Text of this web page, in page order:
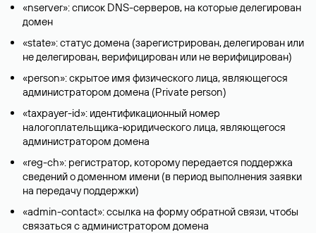
«nserver»: список DNS-серверов, на которые делегирован
домен
«state»: статус домена (зарегистрирован, делегирован или
не делегирован, верифицирован или не верифицирован)
«person»: скрытое имя физического лица, являющегося
администратором домена (Privatе person)
«taxpayer-id»: идентификационный номер
налогоплательщика-юридического лица, являющегося
администратором домена
«reg-ch»: регистратор, которому передается поддержка
сведений о доменном имени (в период выполнения заявки
на передачу поддержки)
«admin-contact»: ссылка на форму обратной связи, чтобы
связаться с администратором домена